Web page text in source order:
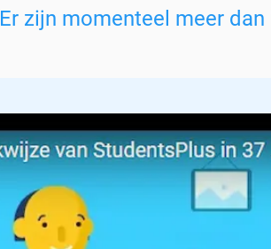
e
n
Er zijn momenteel meer dan